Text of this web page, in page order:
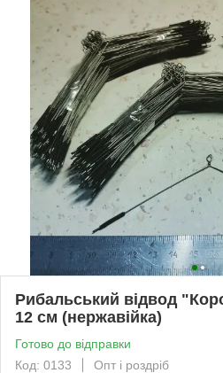
Рибальський відвод
12 см (нержавійка)
Готово до відправки
Код: 0133
Опт і роздріб